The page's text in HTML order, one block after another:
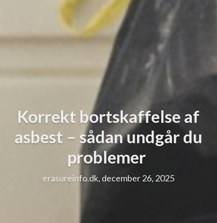
Korrekt bortskaffelse af
asbest – sådan undgår du
problemer
erasureinfo.dk, december 26, 2025